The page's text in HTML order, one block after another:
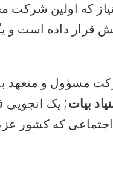
که اولین شرکت
قرار داده است و
مسؤول و متعهد
بیات( یک
که کشور عزیز